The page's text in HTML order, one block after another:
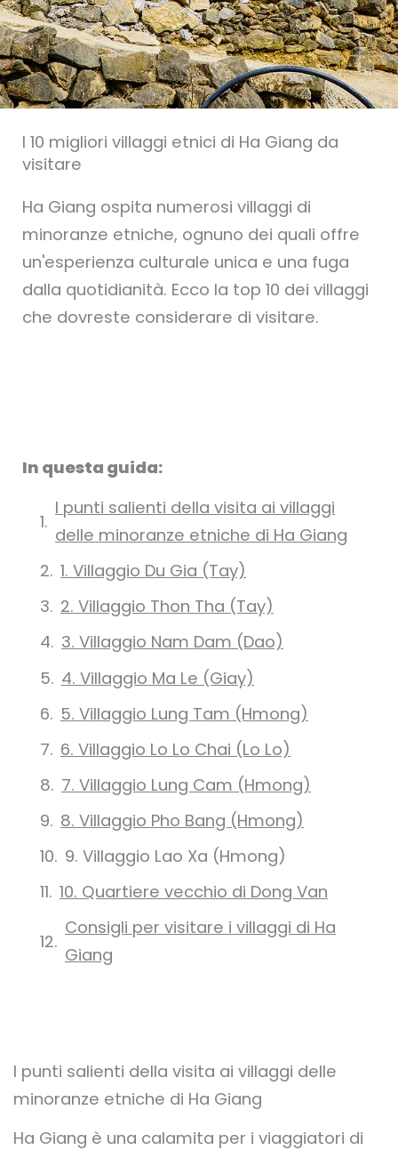
I 10 migliori villaggi etnici di Ha Giang da
visitare
Ha Giang ospita numerosi villaggi di
minoranze etniche, ognuno dei quali offre
un'esperienza culturale unica e una fuga
dalla quotidianità. Ecco la top 10 dei villaggi
che dovreste considerare di visitare.
In questa guida:
I punti salienti della visita ai villaggi
delle minoranze etniche di Ha Giang
1. Villaggio Du Gia (Tay)
2. Villaggio Thon Tha (Tay)
3. Villaggio Nam Dam (Dao)
4. Villaggio Ma Le (Giay)
5. Villaggio Lung Tam (Hmong)
6. Villaggio Lo Lo Chai (Lo Lo)
7. Villaggio Lung Cam (Hmong)
8. Villaggio Pho Bang (Hmong)
9. Villaggio Lao Xa (Hmong)
10. Quartiere vecchio di Dong Van
Consigli per visitare i villaggi di Ha
Giang
I punti salienti della visita ai villaggi delle
minoranze etniche di Ha Giang
Ha Giang è una calamita per i viaggiatori di